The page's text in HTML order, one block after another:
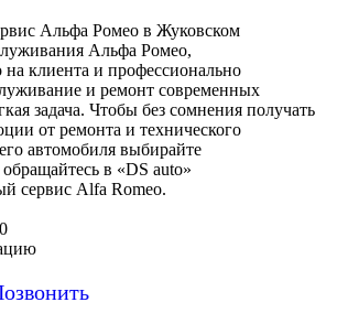
Альфа Ромео в Жуковском
Альфа Ромео,
на клиента и профессионально
и ремонт современных
задача. Чтобы без сомнения получать
от ремонта и технического
автомобиля выбирайте
в «DS auto»
сервис Alfa Romeo.